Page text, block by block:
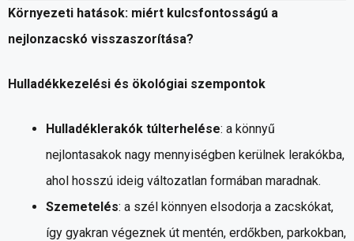
Környezeti hatások: miért kulcsfontosságú a
nejlonzacskó visszaszorítása?
Hulladékkezelési és ökológiai szempontok
Hulladéklerakók túlterhelése: a könnyű
nejlontasakok nagy mennyiségben kerülnek lerakókba,
ahol hosszú ideig változatlan formában maradnak.
Szemetelés: a szél könnyen elsodorja a zacskókat,
így gyakran végeznek út mentén, erdőkben, parkokban,